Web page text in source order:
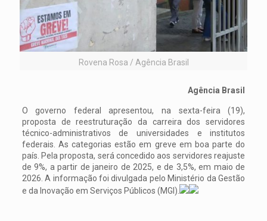
Rovena Rosa / Agência Brasil
Agência Brasil
O governo federal apresentou, na sexta-feira (19),
proposta de reestruturação da carreira dos servidores
técnico-administrativos de universidades e institutos
federais. As categorias estão em greve em boa parte do
país. Pela proposta, será concedido aos servidores reajuste
de 9%, a partir de janeiro de 2025, e de 3,5%, em maio de
2026. A informação foi divulgada pelo Ministério da Gestão
e da Inovação em Serviços Públicos (MGI).